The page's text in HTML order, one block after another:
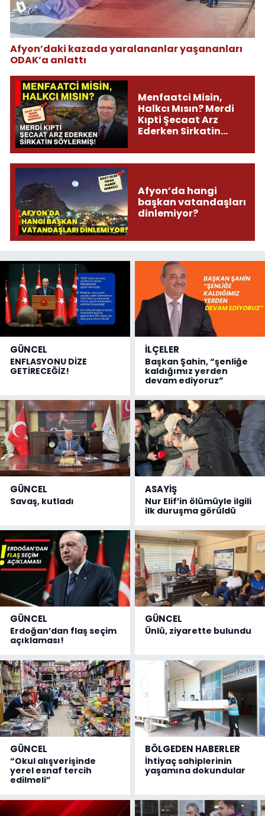
Afyon’daki kazada yaralananlar yaşananları
ODAK’a anlattı
Menfaatci Misin,
Halkcı Mısın? Merdi
Kıpti Şecaat Arz
Ederken Sirkatin
Afyon’da hangi
başkan vatandaşları
dinlemiyor?
GÜNCEL
ENFLASYONU DİZE
GETİRECEĞİZ!
İLÇELER
Başkan Şahin, “şenliğe
kaldığımız yerden
devam ediyoruz”
GÜNCEL
Savaş, kutladı
ASAYİŞ
Nur Elif’in ölümüyle ilgili
ilk duruşma görüldü
GÜNCEL
Erdoğan’dan flaş seçim
açıklaması!
GÜNCEL
Ünlü, ziyarette bulundu
GÜNCEL
“Okul alışverişinde
yerel esnaf tercih
edilmeli”
BÖLGEDEN HABERLER
İhtiyaç sahiplerinin
yaşamına dokundular